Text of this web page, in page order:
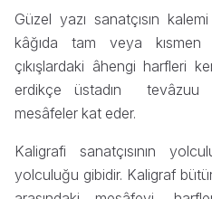
Güzel yazı sanatçısın
kâğıda tam veya
çıkışlardaki âhengi harfleri
erdikçe üstadın tevâzuu
mesâfeler kat eder.
Kaligrafi sanatçısının
yolculuğu gibidir. Kaligraf